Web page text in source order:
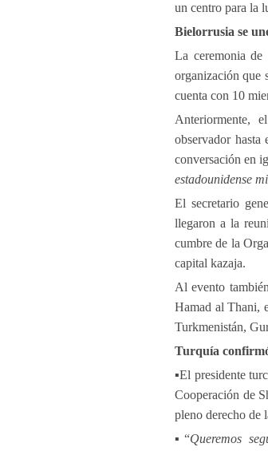
un centro para la
Bielorrusia se
La ceremonia
organización que
cuenta con 10
Anteriormente,
observador
conversación en
estadounidense
El secretario
llegaron a la
cumbre de la
capital kazaja.
Al evento
Hamad al Thani,
Turkmenistán,
Turquía
▪️El presidente
Cooperación de
pleno derecho de
▪️“Queremos